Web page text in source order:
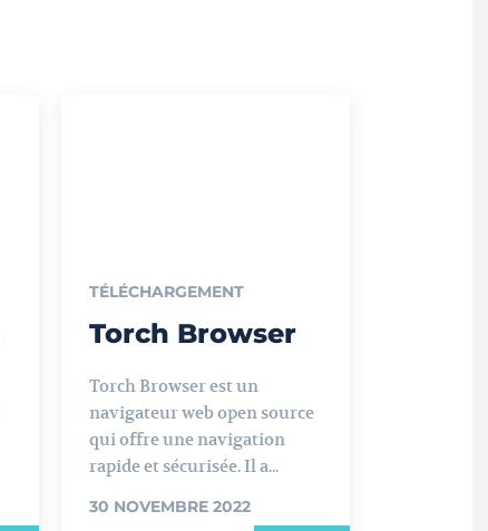
TÉLÉCHARGEMENT
Torch Browser
Torch Browser est un
navigateur web open source
qui offre une navigation
rapide et sécurisée. Il a...
30 NOVEMBRE 2022